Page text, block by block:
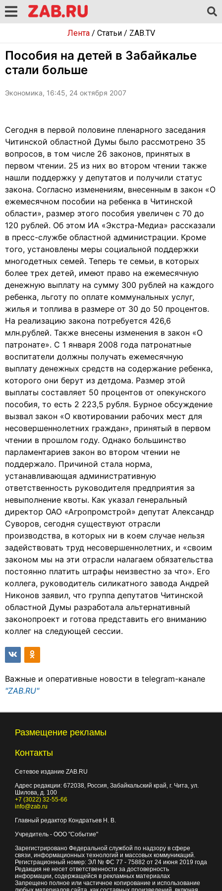
Лента/ Статьи/ ZAB.TV
Пособия на детей в Забайкалье
стали больше
Экономика, 16:45, 24 октября 2007
Сегодня в первой половине пленарного заседания
Читинской областной Думы было рассмотрено 35
вопросов, в том числе 26 законов, принятых в
первом чтении. 25 из них во втором чтении также
нашли поддержку у депутатов и получили статус
закона. Согласно изменениям, внесенным в закон «О
ежемесячном пособии на ребенка в Читинской
области», размер этого пособия увеличен с 70 до
120 рублей. Об этом ИА «Экстра-Медиа» рассказали
в пресс-службе областной администрации. Кроме
того, установлены меры социальной поддержки
многодетных семей. Теперь те семьи, в которых
более трех детей, имеют право на ежемесячную
денежную выплату на сумму 300 рублей на каждого
ребенка, льготу по оплате коммунальных услуг,
жилья и топлива в размере от 30 до 50 процентов.
На реализацию закона потребуется 426,6
млн.рублей. Также внесены изменения в закон «О
патронате». С 1 января 2008 года патронатные
воспитатели должны получать ежемесячную
выплату денежных средств на содержание ребенка,
которого они берут из детдома. Размер этой
выплаты составляет 50 процентов от опекунского
пособия, то есть 2 223,5 рубля. Бурное обсуждение
вызвал закон «О квотировании рабочих мест для
несовершеннолетних граждан», принятый в первом
чтении в прошлом году. Однако большинство
парламентариев закон во втором чтении не
поддержало. Причиной стала норма,
устанавливающая административную
ответственность руководителя предприятия за
невыполнение квоты. Как указал генеральный
директор ОАО «Агропромстрой» депутат Александр
Суворов, сегодня существуют отрасли
производства, в которых ни в коем случае нельзя
задействовать труд несовершеннолетних, и «своим
законом мы на эти отрасли налагаем обязательства
постоянно платить штрафы неизвестно за что». Его
коллега, руководитель силикатного завода Андрей
Никонов заявил, что группа депутатов Читинской
областной Думы разработала альтернативный
законопроект и готова представить его вниманию
коллег на следующей сессии.
Важные и оперативные новости в telegram-канале
"ZAB.RU"
Размещение рекламы
Контакты
Сетевое издание ZAB.RU
Адрес редакции: 672038, Россия, Забайкальский край, г. Чита, ул.
Шилова, д. 100
+7 (3022) 32-55-66
info@zab.ru
Главный редактор Кондратьев Н. В.
Учредитель - ООО "Событие"
Зарегистрировано Федеральной службой по надзору в сфере
связи, информационных технологий и массовых коммуникаций.
Регистрационный номер: ЭЛ № ФС 77 - 75882 от 24 июня 2019 года
Редакция не несет ответственности за достоверность
информации, содержащейся в рекламных материалах
Запрещено полное или частичное копирование и использование